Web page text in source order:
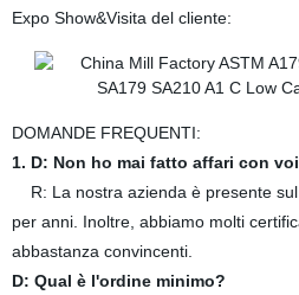
Expo Show&Visita del cliente:
DOMANDE FREQUENTI:
1. D: Non ho mai fatto affari con
R: La nostra azienda è presente
per anni. Inoltre, abbiamo molti
abbastanza convincenti.
D: Qual è l'ordine minimo?